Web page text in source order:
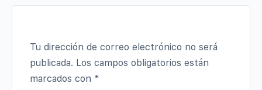
Tu dirección de correo electrónico no será
publicada. Los campos obligatorios están
marcados con *